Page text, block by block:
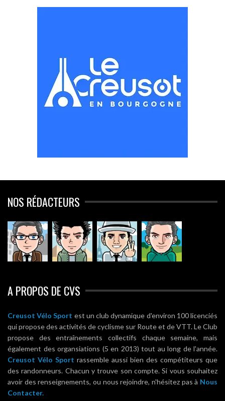
NOS RÉDACTEURS
A PROPOS DE CVS
Creusot Vélo Sport est un club dynamique d'environ 100 licenciés
qui propose des activités de cyclisme sur Route et de VTT. Le Club
propose des entraînements collectifs chaque semaine, mais
également des organsiations (5 en 2013) tout au long de l'année.
Creusot Vélo Sport rassemble aussi bien des compétiteurs que
des randonneurs. Chacun y trouve son compte. Si vous souhaitez
avoir des renseignements, ou nous rejoindre, n'hésitez pas à Nous
Contacter.